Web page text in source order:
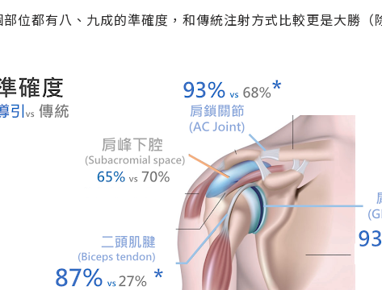
位都有八、九成的準確度，和傳統注射方式比較更是大勝（